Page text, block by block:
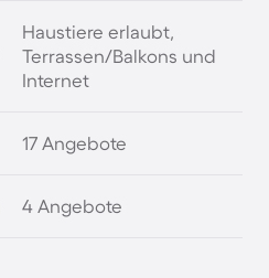
Haustiere erlaubt,
Terrassen/Balkons und
Internet
17 Angebote
4 Angebote